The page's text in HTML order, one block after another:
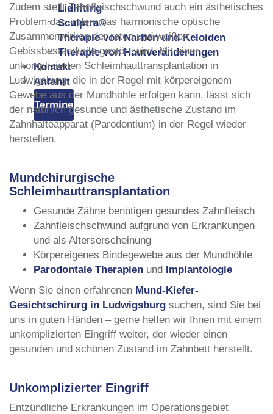
Lidlifting
Sculptra®
Therapie von Narben und Keloiden
Therapie von Hautveränderungen
Kontakt
Anfahrt
Termine
Zudem stellt Zahnfleischschwund auch ein ästhetisches
Problem dar, indem das harmonische optische
Zusammenwirken der roten und weißen
Gebissbestandteile gestört wird. Mit einer
unkomplizierten Schleimhauttransplantation in
Ludwigsburg, die in der Regel mit körpereigenem
Gewebe aus der Mundhöhle erfolgen kann, lässt sich
der natürlich gesunde und ästhetische Zustand im
Zahnhalteapparat (Parodontium) in der Regel wieder
herstellen.
Mundchirurgische
Schleimhauttransplantation
Gesunde Zähne benötigen gesundes Zahnfleisch
Zahnfleischschwund aufgrund von Erkrankungen
und als Alterserscheinung
Körpereigenes Bindegewebe aus der Mundhöhle
Parodontale Therapien und Implantologie
Wenn Sie einen erfahrenen Mund-Kiefer-
Gesichtschirurg in Ludwigsburg suchen, sind Sie bei
uns in guten Händen – gerne helfen wir Ihnen mit einem
unkomplizierten Eingriff weiter, der wieder einen
gesunden und schönen Zustand im Zahnbett herstellt.
Unkomplizierter Eingriff
Entzündliche Erkrankungen im Operationsgebiet